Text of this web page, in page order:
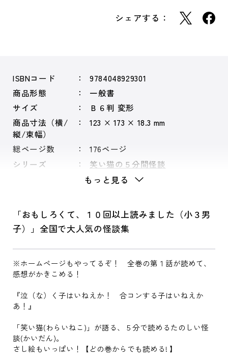
シェアする：
ISBNコード
9784048929301
商品形態
一般書
サイズ
Ｂ６判 変形
商品寸法（横/
縦/束幅）
123 × 173 × 18.3 mm
総ページ数
176ページ
シリーズ
笑い猫の５分間怪談
もっと見る
「おもしろくて、１０回以上読みました（小３男
子）」全国で大人気の怪談集
※ホームページもやってるぞ！ 全巻の第１話が読めて、
感想がかきこめる！
『泣（な）く子はいねえか！ 合コンする子はいねえか
あ！』
「笑い猫(わらいねこ)」が語る、５分で読めるたのしい怪
談(かいだん)。
さし絵もいっぱい！【どの巻からでも読める! 】